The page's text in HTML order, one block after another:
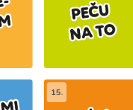
15.